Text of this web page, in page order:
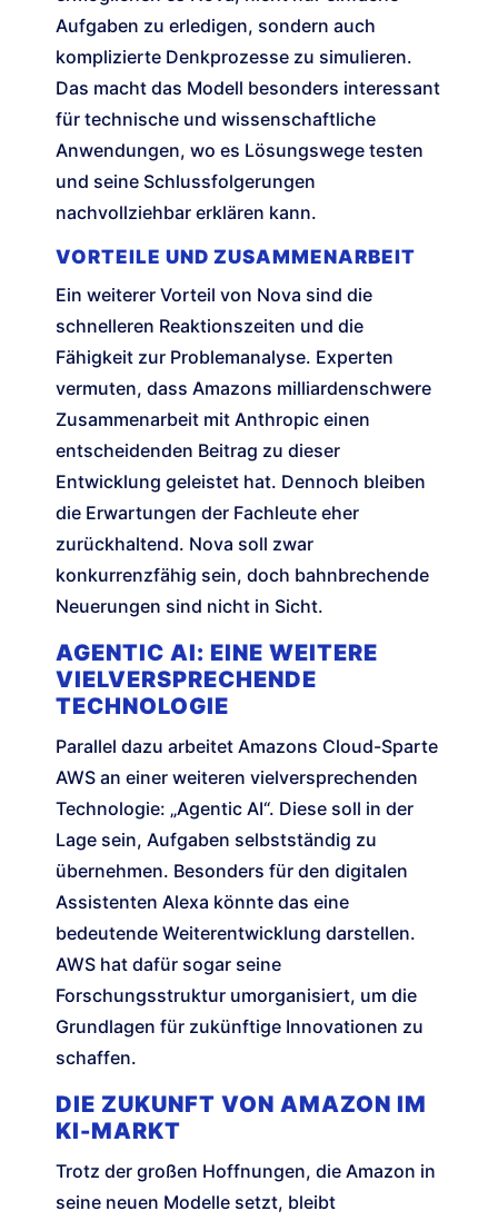
Aufgaben zu erledigen, sondern auch
komplizierte Denkprozesse zu simulieren.
Das macht das Modell besonders interessant
für technische und wissenschaftliche
Anwendungen, wo es Lösungswege testen
und seine Schlussfolgerungen
nachvollziehbar erklären kann.
VORTEILE UND ZUSAMMENARBEIT
Ein weiterer Vorteil von Nova sind die
schnelleren Reaktionszeiten und die
Fähigkeit zur Problemanalyse. Experten
vermuten, dass Amazons milliardenschwere
Zusammenarbeit mit Anthropic einen
entscheidenden Beitrag zu dieser
Entwicklung geleistet hat. Dennoch bleiben
die Erwartungen der Fachleute eher
zurückhaltend. Nova soll zwar
konkurrenzfähig sein, doch bahnbrechende
Neuerungen sind nicht in Sicht.
AGENTIC AI: EINE WEITERE
VIELVERSPRECHENDE
TECHNOLOGIE
Parallel dazu arbeitet Amazons Cloud-Sparte
AWS an einer weiteren vielversprechenden
Technologie: „Agentic AI“. Diese soll in der
Lage sein, Aufgaben selbstständig zu
übernehmen. Besonders für den digitalen
Assistenten Alexa könnte das eine
bedeutende Weiterentwicklung darstellen.
AWS hat dafür sogar seine
Forschungsstruktur umorganisiert, um die
Grundlagen für zukünftige Innovationen zu
schaffen.
DIE ZUKUNFT VON AMAZON IM
KI-MARKT
Trotz der großen Hoffnungen, die Amazon in
seine neuen Modelle setzt, bleibt